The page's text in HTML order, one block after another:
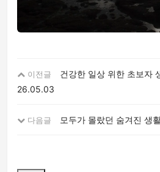
이전글
건강한 일상 위한 초보자
26.05.03
다음글 모두가 몰랐던 숨겨진 생